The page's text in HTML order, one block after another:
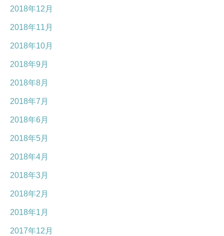
2018年12月
2018年11月
2018年10月
2018年9月
2018年8月
2018年7月
2018年6月
2018年5月
2018年4月
2018年3月
2018年2月
2018年1月
2017年12月